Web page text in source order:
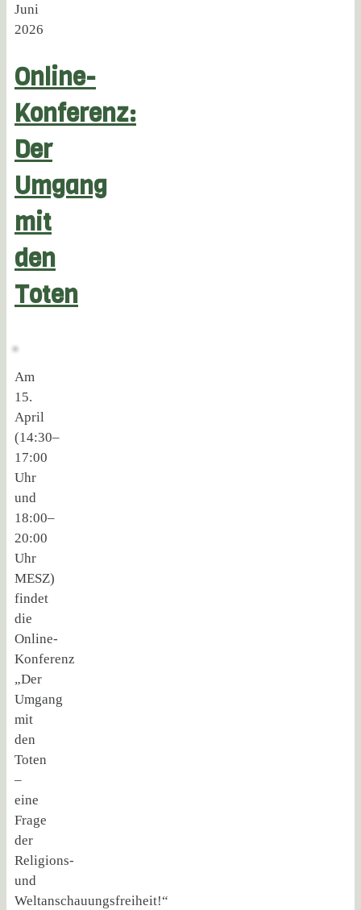
Juni
2026
Online-
Konferenz:
Der
Umgang
mit
den
Toten
Am
15.
April
(14:30–
17:00
Uhr
und
18:00–
20:00
Uhr
MESZ)
findet
die
Online-
Konferenz
„Der
Umgang
mit
den
Toten
–
eine
Frage
der
Religions-
und
Weltanschauungsfreiheit!“